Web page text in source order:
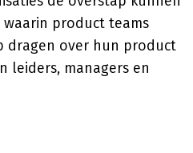
product teams
dragen over hun product
leiders, managers en